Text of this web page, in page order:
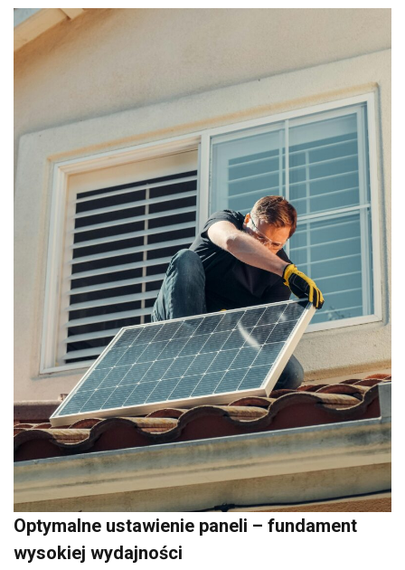
Optymalne ustawienie paneli – fundament
wysokiej wydajności